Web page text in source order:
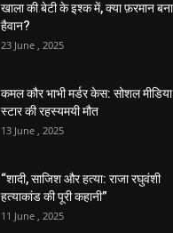
खाला की बेटी के इश्क में, क्या फ़रमान बना
हैवान?
23 June , 2025
कमल कौर भाभी मर्डर केस: सोशल मीडिया
स्टार की रहस्यमयी मौत
13 June , 2025
“शादी, साजिश और हत्या: राजा रघुवंशी
हत्याकांड की पूरी कहानी”
11 June , 2025